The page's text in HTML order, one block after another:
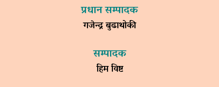
प्रधान सम्पादक
गजेन्द्र बुढाथोकी
सम्पादक
हिम विष्ट